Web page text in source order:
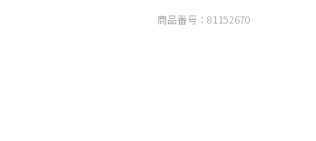
商品番号： 81152670